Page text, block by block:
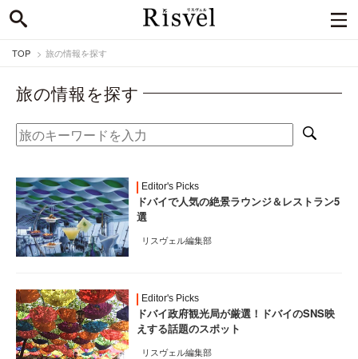
TOP 旅の情報を探す
旅の情報を探す
Editor's Picks
ドバイで人気の絶景ラウンジ＆レストラン5
選
リスヴェル編集部
Editor's Picks
ドバイ政府観光局が厳選！ドバイのSNS映
えする話題のスポット
リスヴェル編集部